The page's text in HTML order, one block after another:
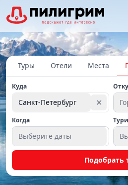
Туры Отели Места
Куда
Санкт-Петербург ✕
Когда
Выберите даты
Подобрать